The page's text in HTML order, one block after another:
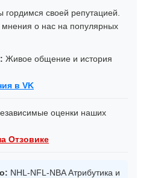
гордимся своей репутацией.
о нас на популярных
Живое общение и история
в VK
оценки наших
Отзовике
NHL-NFL-NBA Атрибутика и